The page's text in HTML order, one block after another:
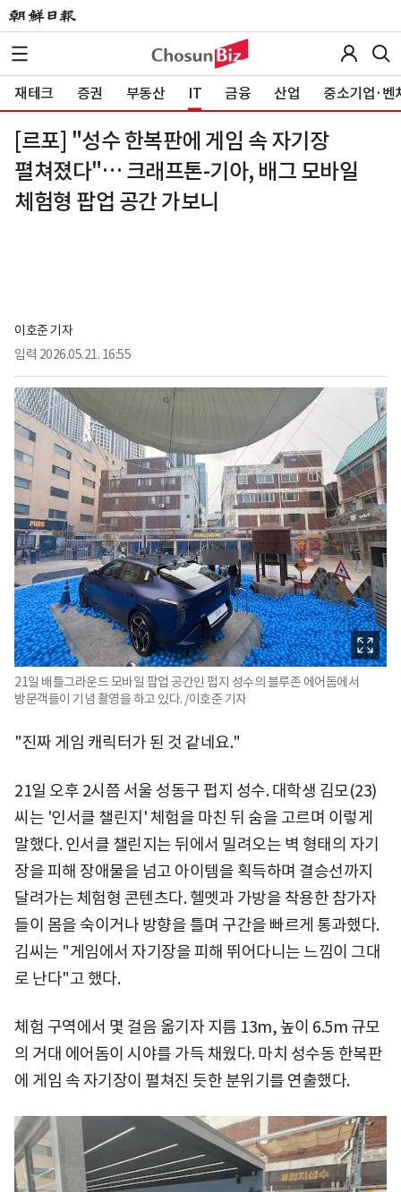
재테크 증권 부동산 IT 금융 산업 중소기업·벤
[르포] "성수 한복판에 게임 속 자기장
펼쳐졌다"… 크래프톤-기아, 배그 모바일
체험형 팝업 공간 가보니
이호준 기자
입력 2026.05.21. 16:55
21일 배틀그라운드 모바일 팝업 공간인 펍지 성수의 블루존 에어돔에서
방문객들이 기념 촬영을 하고 있다. /이호준 기자
"진짜 게임 캐릭터가 된 것 같네요."
21일 오후 2시쯤 서울 성동구 펍지 성수. 대학생 김모(23)
씨는 '인서클 챌린지' 체험을 마친 뒤 숨을 고르며 이렇게
말했다. 인서클 챌린지는 뒤에서 밀려오는 벽 형태의 자기
장을 피해 장애물을 넘고 아이템을 획득하며 결승선까지
달려가는 체험형 콘텐츠다. 헬멧과 가방을 착용한 참가자
들이 몸을 숙이거나 방향을 틀며 구간을 빠르게 통과했다.
김씨는 "게임에서 자기장을 피해 뛰어다니는 느낌이 그대
로 난다"고 했다.
체험 구역에서 몇 걸음 옮기자 지름 13m, 높이 6.5m 규모
의 거대 에어돔이 시야를 가득 채웠다. 마치 성수동 한복판
에 게임 속 자기장이 펼쳐진 듯한 분위기를 연출했다.